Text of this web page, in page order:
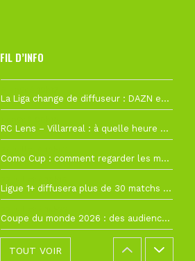
FIL D’INFO
La Liga change de diffuseur : DAZN et Disney+ remplacent beIN Sports !
RC Lens – Villarreal : à quelle heure et sur quelle chaîne voir la finale de la Como Cup ?
Como Cup : comment regarder les matchs du RC Lens en direct ?
Ligue 1+ diffusera plus de 30 matchs amicaux avant la reprise de la Ligue 1
Coupe du monde 2026 : des audiences record, mais M6 devrait perdre très gros !
TOUT VOIR